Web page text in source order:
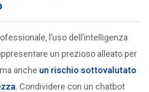
l’uso dell’intelligenza
un prezioso alleato per
anche un rischio sottovalutato
. Condividere con un chatbot